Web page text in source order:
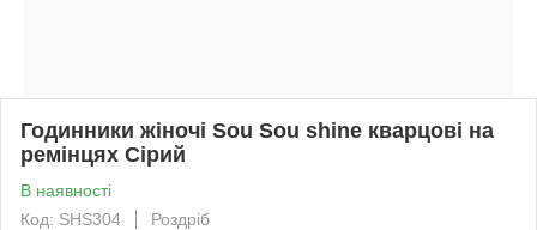
Годинники жіночі Sou Sou shine кварцові на
ремінцях Сірий
В наявності
Код: SHS304
Роздріб